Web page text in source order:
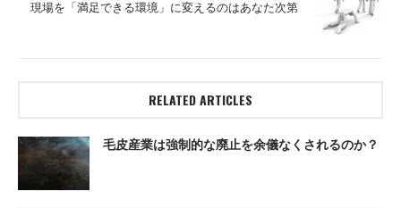
現場を「満足できる環境」に変えるのはあなた次第
RELATED ARTICLES
毛皮産業は強制的な廃止を余儀なくされるのか？